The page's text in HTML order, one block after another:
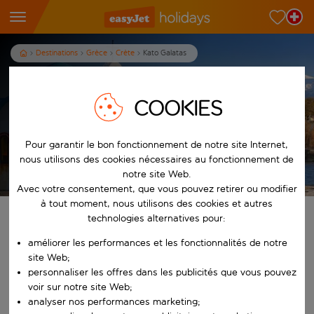
Destinations Grèce Crète Kato Galatas
Galatas en Crète
Afficher les vacances
Trouvez votre séjour de rêve
Commencez à taper pour la saisie automatique. Lorsque les
À partir de
Vers
COOKIES
Pour garantir le bon fonctionnement de notre site Internet,
nous utilisons des cookies nécessaires au fonctionnement de
notre site Web.
Avec votre consentement, que vous pouvez retirer ou modifier
à tout moment, nous utilisons des cookies et autres
technologies alternatives pour:
améliorer les performances et les fonctionnalités de notre
site Web;
personnaliser les offres dans les publicités que vous pouvez
voir sur notre site Web;
analyser nos performances marketing;